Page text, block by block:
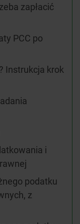
zapłacić
PCC po
Instrukcja krok
i
podatku
z